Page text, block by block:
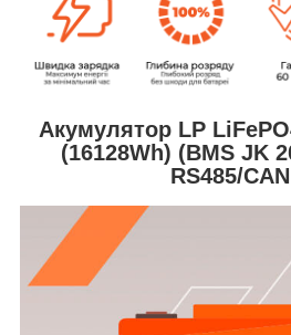
Акумулятор LP
(16128Wh) (BMS JK
RS485/